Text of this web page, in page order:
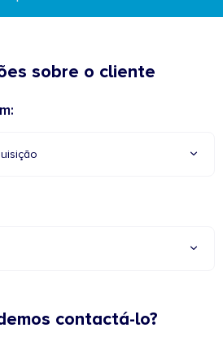
sobre o cliente
contactá-lo?